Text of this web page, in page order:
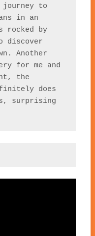
to
in an
rocked by
discover
Another
for me and
the
does
surprising